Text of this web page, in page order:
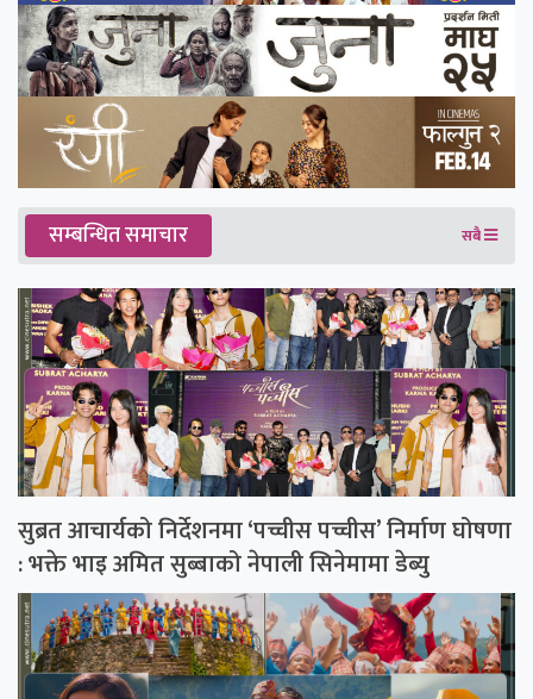
सम्बन्धित समाचार सबै
सुब्रत आचार्यको निर्देशनमा ‘पच्चीस पच्चीस’ निर्माण घोषणा
: भक्ते भाइ अमित सुब्बाको नेपाली सिनेमामा डेब्यु